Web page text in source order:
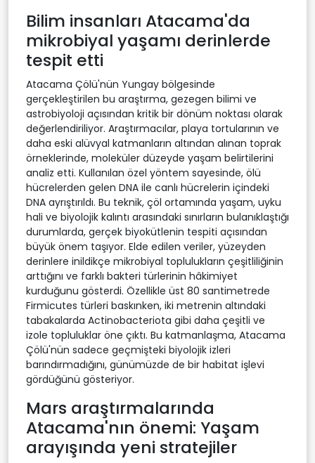
Bilim insanları Atacama'da
mikrobiyal yaşamı derinlerde
tespit etti
Atacama Çölü'nün Yungay bölgesinde
gerçekleştirilen bu araştırma, gezegen bilimi ve
astrobiyoloji açısından kritik bir dönüm noktası olarak
değerlendiriliyor. Araştırmacılar, playa tortularının ve
daha eski alüvyal katmanların altından alınan toprak
örneklerinde, moleküler düzeyde yaşam belirtilerini
analiz etti. Kullanılan özel yöntem sayesinde, ölü
hücrelerden gelen DNA ile canlı hücrelerin içindeki
DNA ayrıştırıldı. Bu teknik, çöl ortamında yaşam, uyku
hali ve biyolojik kalıntı arasındaki sınırların bulanıklaştığı
durumlarda, gerçek biyokütlenin tespiti açısından
büyük önem taşıyor. Elde edilen veriler, yüzeyden
derinlere inildikçe mikrobiyal toplulukların çeşitliliğinin
arttığını ve farklı bakteri türlerinin hâkimiyet
kurduğunu gösterdi. Özellikle üst 80 santimetrede
Firmicutes türleri baskınken, iki metrenin altındaki
tabakalarda Actinobacteriota gibi daha çeşitli ve
izole topluluklar öne çıktı. Bu katmanlaşma, Atacama
Çölü'nün sadece geçmişteki biyolojik izleri
barındırmadığını, günümüzde de bir habitat işlevi
gördüğünü gösteriyor.
Mars araştırmalarında
Atacama'nın önemi: Yaşam
arayışında yeni stratejiler